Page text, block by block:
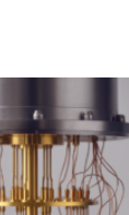
Dies
die
die